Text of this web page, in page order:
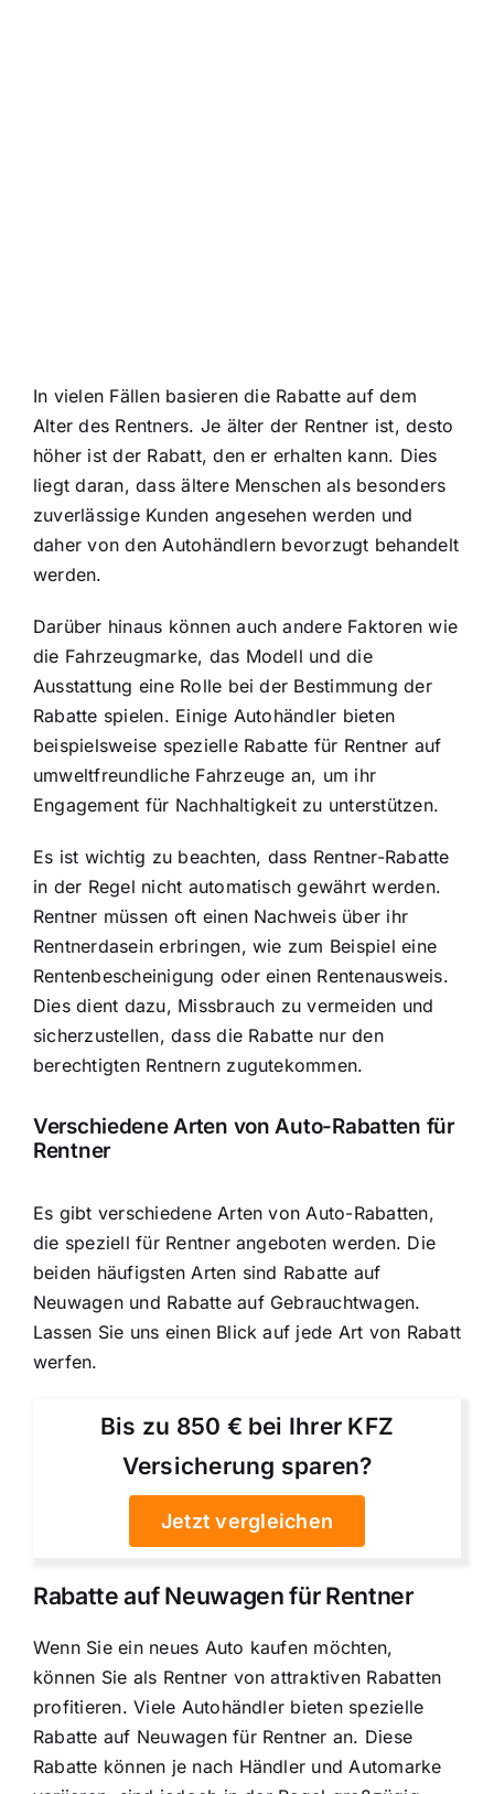
In vielen Fällen basieren die Rabatte auf dem
Alter des Rentners. Je älter der Rentner ist, desto
höher ist der Rabatt, den er erhalten kann. Dies
liegt daran, dass ältere Menschen als besonders
zuverlässige Kunden angesehen werden und
daher von den Autohändlern bevorzugt behandelt
werden.
Darüber hinaus können auch andere Faktoren wie
die Fahrzeugmarke, das Modell und die
Ausstattung eine Rolle bei der Bestimmung der
Rabatte spielen. Einige Autohändler bieten
beispielsweise spezielle Rabatte für Rentner auf
umweltfreundliche Fahrzeuge an, um ihr
Engagement für Nachhaltigkeit zu unterstützen.
Es ist wichtig zu beachten, dass Rentner-Rabatte
in der Regel nicht automatisch gewährt werden.
Rentner müssen oft einen Nachweis über ihr
Rentnerdasein erbringen, wie zum Beispiel eine
Rentenbescheinigung oder einen Rentenausweis.
Dies dient dazu, Missbrauch zu vermeiden und
sicherzustellen, dass die Rabatte nur den
berechtigten Rentnern zugutekommen.
Verschiedene Arten von Auto-Rabatten für
Rentner
Es gibt verschiedene Arten von Auto-Rabatten,
die speziell für Rentner angeboten werden. Die
beiden häufigsten Arten sind Rabatte auf
Neuwagen und Rabatte auf Gebrauchtwagen.
Lassen Sie uns einen Blick auf jede Art von Rabatt
werfen.
Bis zu 850 € bei Ihrer KFZ
Versicherung sparen?
Jetzt vergleichen
Rabatte auf Neuwagen für Rentner
Wenn Sie ein neues Auto kaufen möchten,
können Sie als Rentner von attraktiven Rabatten
profitieren. Viele Autohändler bieten spezielle
Rabatte auf Neuwagen für Rentner an. Diese
Rabatte können je nach Händler und Automarke